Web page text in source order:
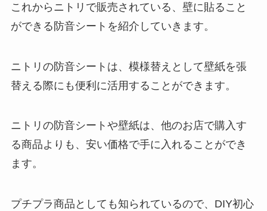
これからニトリで販売されている、壁に貼ること
ができる防音シートを紹介していきます。
ニトリの防音シートは、模様替えとして壁紙を張
替える際にも便利に活用することができます。
ニトリの防音シートや壁紙は、他のお店で購入す
る商品よりも、安い価格で手に入れることができ
ます。
プチプラ商品としても知られているので、DIY初心